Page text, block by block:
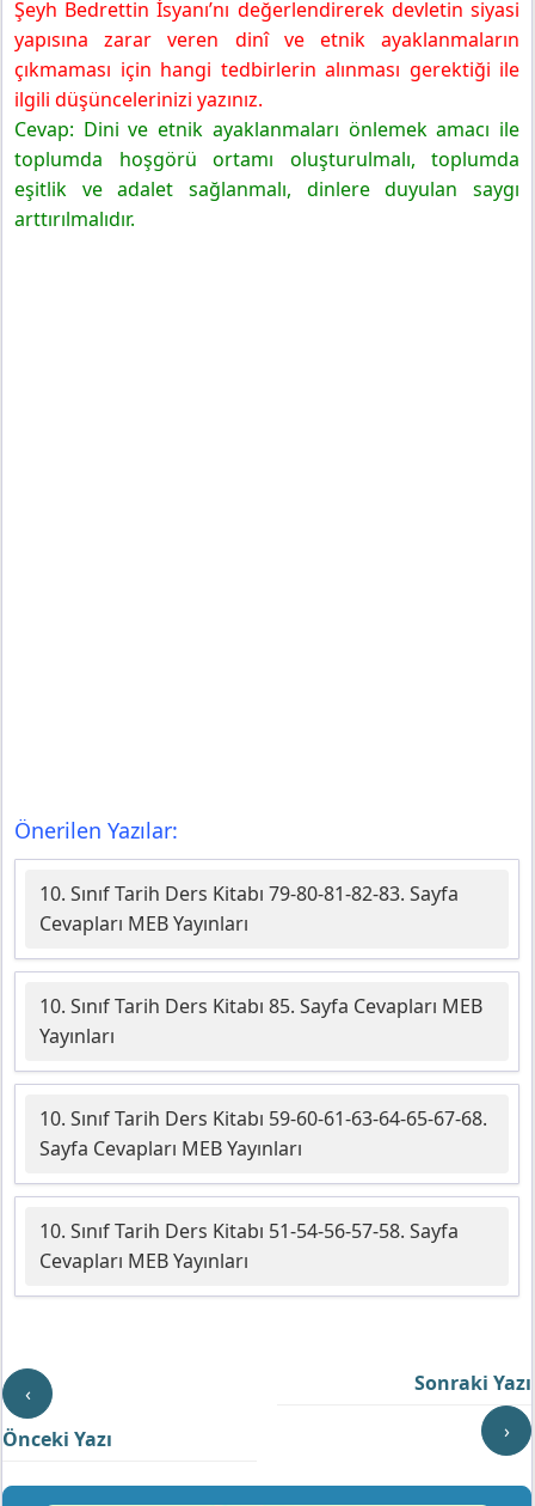
Şeyh Bedrettin İsyanı’nı değerlendirerek devletin siyasi
yapısına zarar veren dinî ve etnik ayaklanmaların
çıkmaması için hangi tedbirlerin alınması gerektiği ile
ilgili düşüncelerinizi yazınız.
Cevap: Dini ve etnik ayaklanmaları önlemek amacı ile
toplumda hoşgörü ortamı oluşturulmalı, toplumda
eşitlik ve adalet sağlanmalı, dinlere duyulan saygı
arttırılmalıdır.
Önerilen Yazılar:
10. Sınıf Tarih Ders Kitabı 79-80-81-82-83. Sayfa
Cevapları MEB Yayınları
10. Sınıf Tarih Ders Kitabı 85. Sayfa Cevapları MEB
Yayınları
10. Sınıf Tarih Ders Kitabı 59-60-61-63-64-65-67-68.
Sayfa Cevapları MEB Yayınları
10. Sınıf Tarih Ders Kitabı 51-54-56-57-58. Sayfa
Cevapları MEB Yayınları
‹
Önceki Yazı
Sonraki Yazı
›